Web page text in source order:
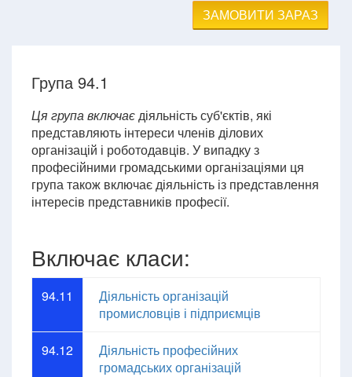
ЗАМОВИТИ ЗАРАЗ
Група 94.1
Ця група включаєдіяльність суб'єктів, які
представляють інтереси членів ділових
організацій і роботодавців. У випадку з
професійними громадськими організаціями ця
група також включає діяльність із представлення
інтересів представників професії.
Включає класи:
94.11
Діяльність організацій
промисловців і підприємців
94.12
Діяльність професійних
громадських організацій